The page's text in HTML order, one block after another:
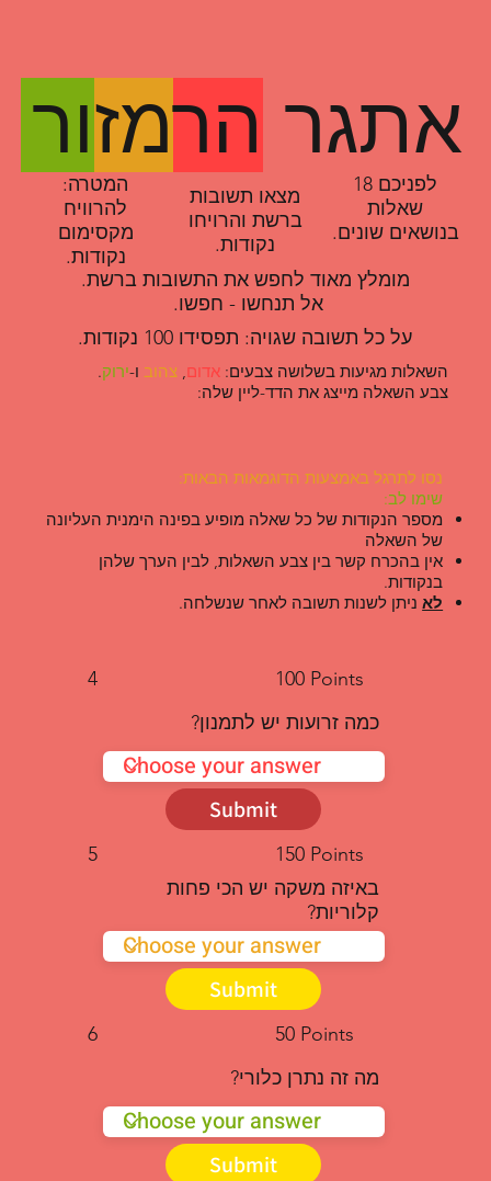
אתגר הרמזור
מצאו תשובות
ברשת והרויחו
נקודות.
לפניכם 18
שאלות
בנושאים שונים.
המטרה:
להרוויח
מקסימום
נקודות.
מומלץ מאוד לחפש את התשובות ברשת.
אל תנחשו - חפשו.
נסו לתרגל באמצעות הדוגמאות הבאות:
שימו לב:
מספר הנקודות של כל שאלה מופיע בפינה הימנית העליונה
של השאלה
אין בהכרח קשר בין צבע השאלות, לבין הערך שלהן
בנקודות.
לאניתן לשנות תשובה לאחר שנשלחה.
על כל תשובה שגויה: תפסידו 100 נקודות.
השאלות מגיעות בשלושה צבעים:אדום,צהוב ו-ירוק.
צבע השאלה מייצג את הדד-ליין שלה:
4
100 Points
כמה זרועות יש לתמנון?
Submit
5
150 Points
באיזה משקה יש הכי פחות
קלוריות?
Submit
6
50 Points
מה זה נתרן כלורי?
Submit